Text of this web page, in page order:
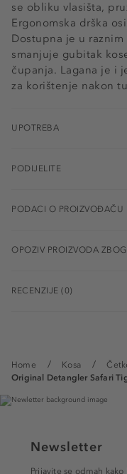
Home Kosa
Original Detangler Safari
se obliku vlasišta,
Ergonomska drška
Dostupna je u
smanjuje gubitak
čupanja. Lagana je i
za korištenje nakon
UPOTREBA
PODIJELITE
PODACI O PROIZVOĐAČU
OPOZIV PROIZVODA
RECENZIJE (0)
Newsletter
Prijavite se odmah